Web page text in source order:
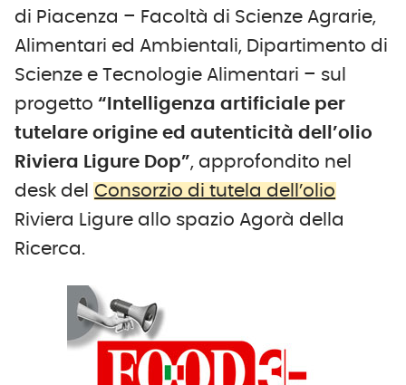
di Piacenza – Facoltà di Scienze Agrarie,
Alimentari ed Ambientali, Dipartimento di
Scienze e Tecnologie Alimentari – sul
progetto “Intelligenza artificiale per
tutelare origine ed autenticità dell’olio
Riviera Ligure Dop”, approfondito nel
desk del Consorzio di tutela dell’olio
Riviera Ligure allo spazio Agorà della
Ricerca.